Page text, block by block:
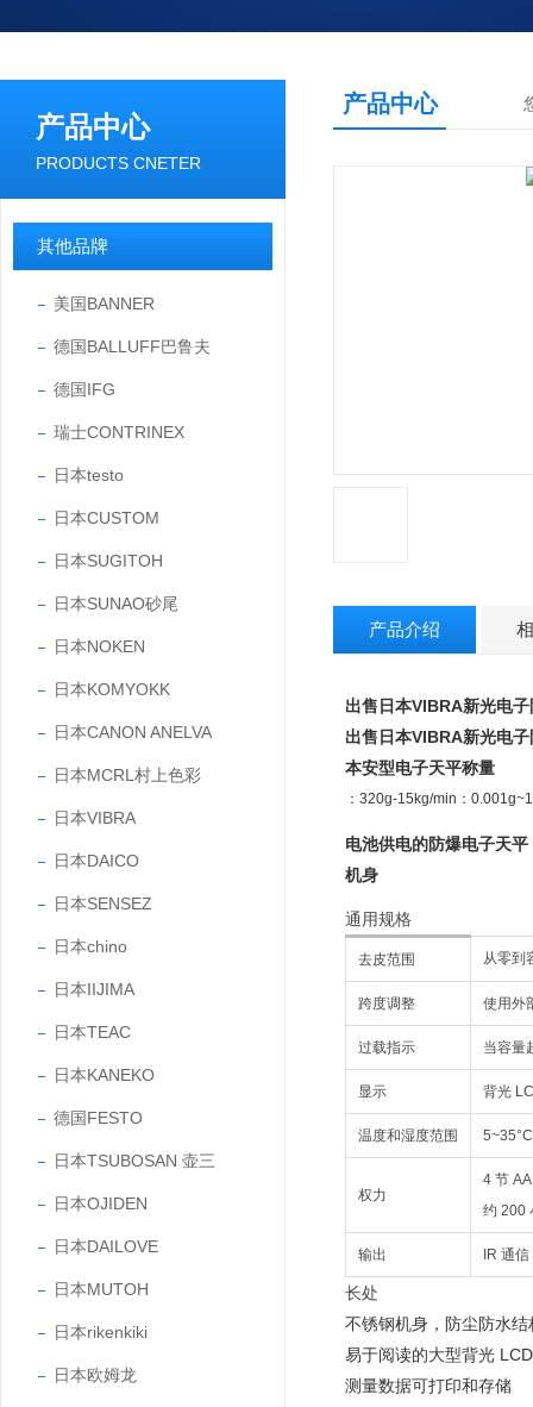
产品中心
PRODUCTS CNETER
其他品牌
美国BANNER
德国BALLUFF巴鲁夫
德国IFG
瑞士CONTRINEX
日本testo
日本CUSTOM
日本SUGITOH
日本SUNAO砂尾
日本NOKEN
日本KOMYOKK
日本CANON ANELVA
日本MCRL村上色彩
日本VIBRA
日本DAICO
日本SENSEZ
日本chino
日本IIJIMA
日本TEAC
日本KANEKO
德国FESTO
日本TSUBOSAN 壶三
日本OJIDEN
日本DAILOVE
日本MUTOH
日本rikenkiki
日本欧姆龙
产品中心
产品介绍
出售日本VIBRA新光电
出售日本VIBRA新光电
本安型电子天平称量
：320g-15kg/min：
电池供电的防爆电子天
机身
通用规格
去皮范围 从零到
跨度调整 使用外
过载指示 当容量
显示 背光
温度和湿度范围
权力
4 节
约 200
输出 IR 通信
长处
不锈钢机身，防尘防水
易于阅读的大型背光
测量数据可打印和存储